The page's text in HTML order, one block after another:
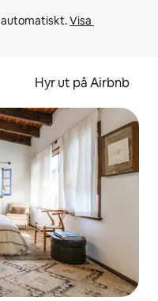
automatiskt. Visa
Hyr ut på Airbnb